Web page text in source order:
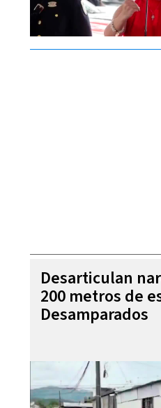
Desarticulan
200 metros de
Desamparados